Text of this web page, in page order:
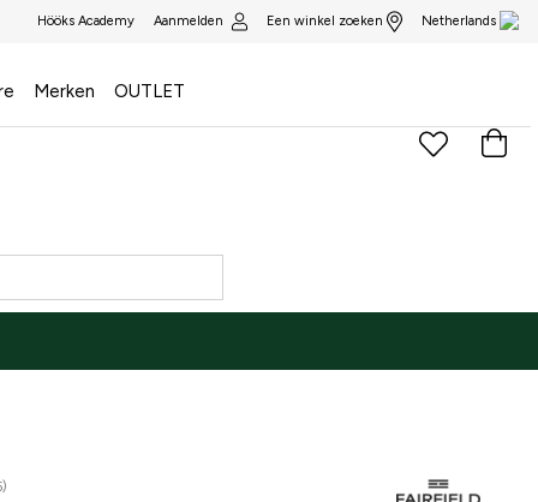
Hööks Academy Aanmelden Een winkel zoeken Netherlands
Merken OUTLET